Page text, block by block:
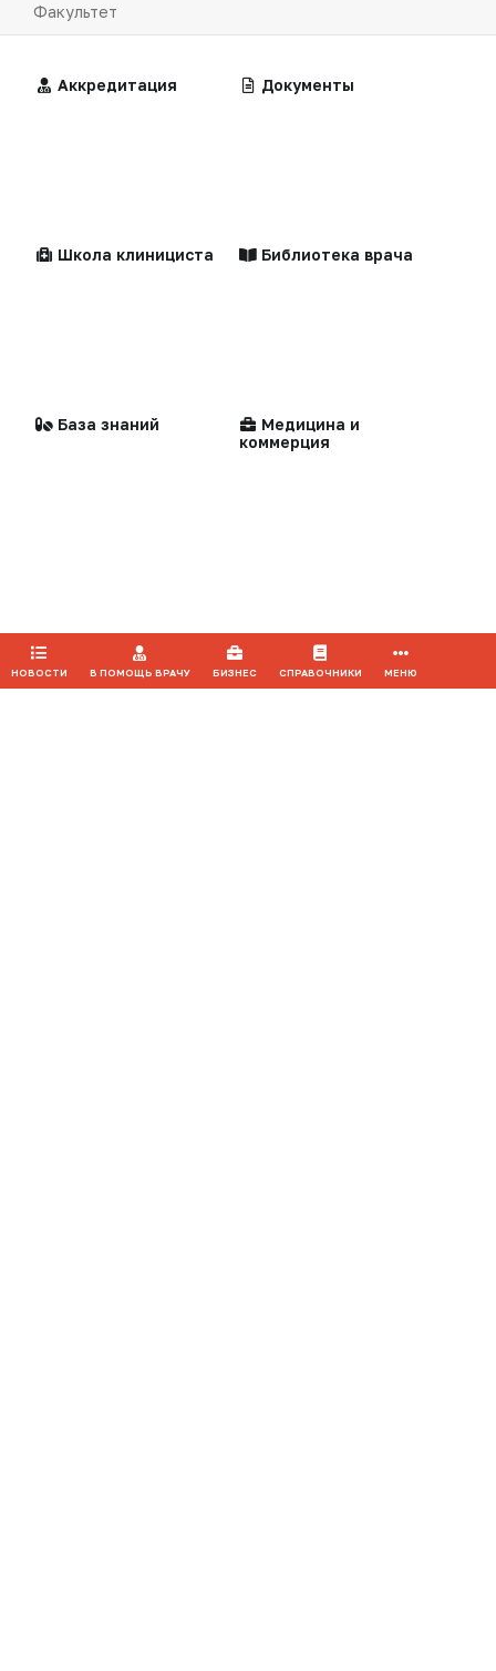
Факультет
НОВОСТИ В ПОМОЩЬ ВРАЧУ БИЗНЕС СПРАВОЧНИКИ МЕНЮ
Алгоритмы Калькуляторы
медицинской помощи
Аккредитация Документы
Школа клинициста Библиотека врача
База знаний
Медицина и
коммерция